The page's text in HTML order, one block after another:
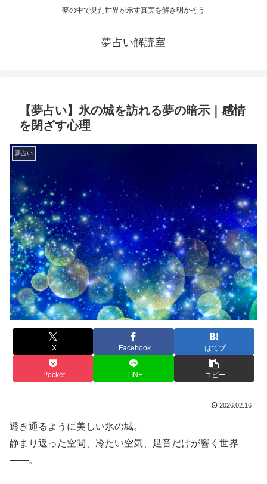
夢の中で見た世界が示す真実を解き明かそう
夢占い解読室
【夢占い】氷の城を訪れる夢の暗示｜感情
を閉ざす心理
夢占い
X Facebook はてブ
Pocket LINE コピー
2026.02.16
透き通るように美しい氷の城。
静まり返った空間、冷たい空気、足音だけが響く世界
――。